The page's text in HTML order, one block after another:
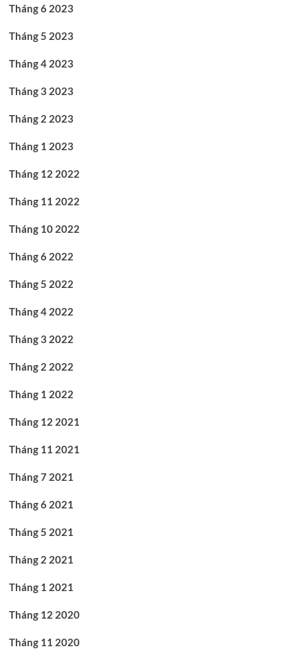
Tháng 6 2023
Tháng 5 2023
Tháng 4 2023
Tháng 3 2023
Tháng 2 2023
Tháng 1 2023
Tháng 12 2022
Tháng 11 2022
Tháng 10 2022
Tháng 6 2022
Tháng 5 2022
Tháng 4 2022
Tháng 3 2022
Tháng 2 2022
Tháng 1 2022
Tháng 12 2021
Tháng 11 2021
Tháng 7 2021
Tháng 6 2021
Tháng 5 2021
Tháng 2 2021
Tháng 1 2021
Tháng 12 2020
Tháng 11 2020